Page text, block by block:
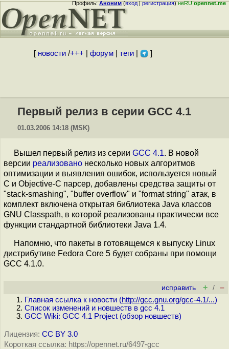
Профиль:Аноним(вход|регистрация)неRUopennet.me
[ новости/+++ форум| теги| ]
Первый релиз в серии GCC 4.1
01.03.2006 14:18 (MSK)
Вышел первый релиз из серии GCC 4.1. В новой
версии реализовано несколько новых алгоритмов
оптимизации и выявления ошибок, используется новый
C и Objective-C парсер, добавлены средства защиты от
"stack-smashing", "buffer overflow" и "format string" атак, в
комплект включена открытая библиотека Java классов
GNU Classpath, в которой реализованы практически все
функции стандартной библиотеки Java 1.4.
Напомню, что пакеты в готовящемся к выпуску Linux
дистрибутиве Fedora Сore 5 будет собраны при помощи
GCC 4.1.0.
исправить + / –
Главная ссылка к новости (http://gcc.gnu.org/gcc-4.1/...)
Список изменений и новшеств в gcc 4.1
GCC Wiki: GCC 4.1 Project (обзор новшеств)
Лицензия: CC BY 3.0
Короткая ссылка: https://opennet.ru/6497-gcc